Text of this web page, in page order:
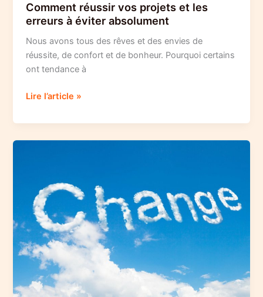
Comment réussir vos projets et les
erreurs à éviter absolument
Nous avons tous des rêves et des envies de
réussite, de confort et de bonheur. Pourquoi certains
ont tendance à
Comment
vos
projets
éviter
absolument
Lire l’article »